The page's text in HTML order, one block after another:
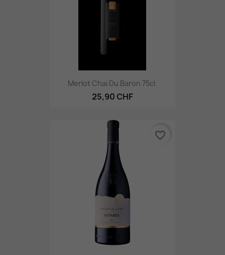
Merlot Chai Du Baron 75cl.
25,90 CHF
favorite_border